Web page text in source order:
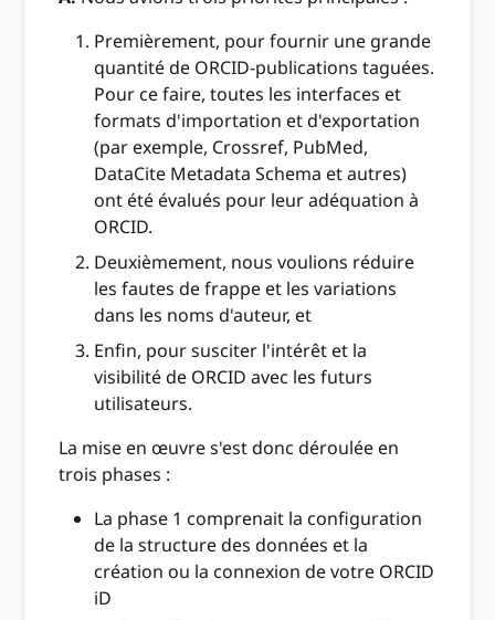
Premièrement, pour fournir une grande
quantité de ORCID-publications taguées.
Pour ce faire, toutes les interfaces et
formats d'importation et d'exportation
(par exemple, Crossref, PubMed,
DataCite Metadata Schema et autres)
ont été évalués pour leur adéquation à
ORCID.
Deuxièmement, nous voulions réduire
les fautes de frappe et les variations
dans les noms d'auteur, et
Enfin, pour susciter l'intérêt et la
visibilité de ORCID avec les futurs
utilisateurs.
La mise en œuvre s'est donc déroulée en
trois phases :
La phase 1 comprenait la configuration
de la structure des données et la
création ou la connexion de votre ORCID
iD